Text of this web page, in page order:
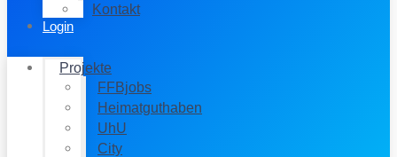
Kontakt
Login
Projekte
FFBjobs
Heimatguthaben
UhU
City